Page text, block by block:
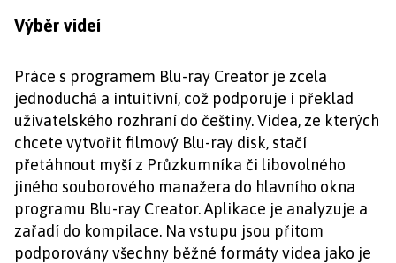
Výběr videí
Práce s programem Blu-ray Creator je zcela
jednoduchá a intuitivní, což podporuje i překlad
uživatelského rozhraní do češtiny. Videa, ze kterých
chcete vytvořit filmový Blu-ray disk, stačí
přetáhnout myší z Průzkumníka či libovolného
jiného souborového manažera do hlavního okna
programu Blu-ray Creator. Aplikace je analyzuje a
zařadí do kompilace. Na vstupu jsou přitom
podporovány všechny běžné formáty videa jako je